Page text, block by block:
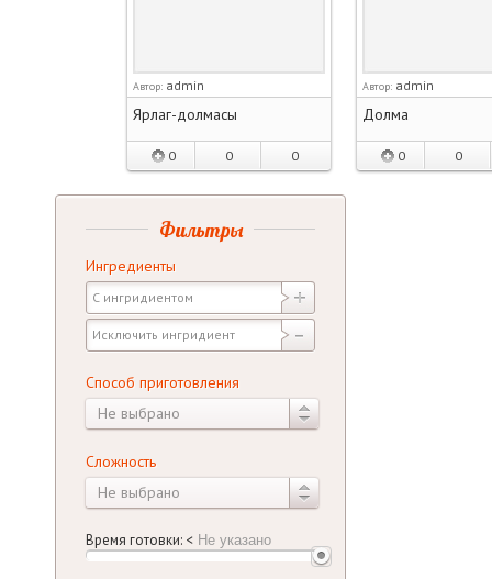
Автор: admin
Ярлаг-долмасы
0 0 0
Автор: admin
Долма
0 0
Фильтры
Ингредиенты
Способ приготовления
Не выбрано
Сложность
Не выбрано
Время готовки: <